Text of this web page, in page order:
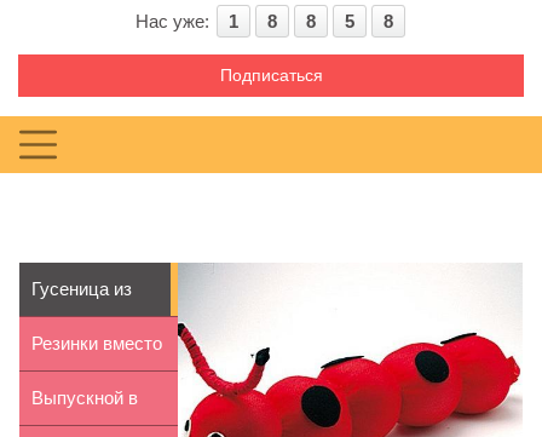
Нас уже: 1 8 8 5 8
Подписаться
Гусеница из
капроновых
колгот
Резинки вместо
шнурков для
Выпускной в